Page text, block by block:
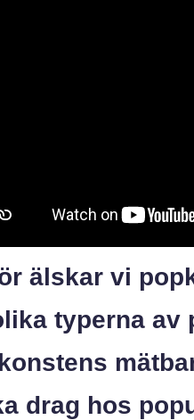
älskar vi
typerna av
drag hos